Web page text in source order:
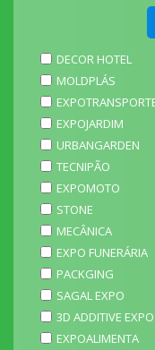
DECOR HOTEL
MOLDPLÁS
EXPOJARDIM
URBANGARDEN
TECNIPÃO
EXPOMOTO
STONE
MECÂNICA
EXPO FUNERÁRIA
PACKGING
SAGAL EXPO
3D ADDITIVE EXPO
EXPOALIMENTA